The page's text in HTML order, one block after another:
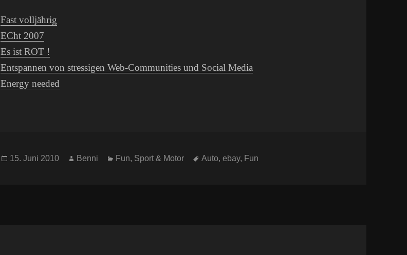
Fast volljährig
ECht 2007
Es ist ROT !
Entspannen von stressigen Web-Communities und Social Media
Energy needed
Veröffentlicht
15. Juni 2010 Autor
Benni Kategorien
Fun, Sport & Motor Schlagwörter
Auto,ebay, Fun